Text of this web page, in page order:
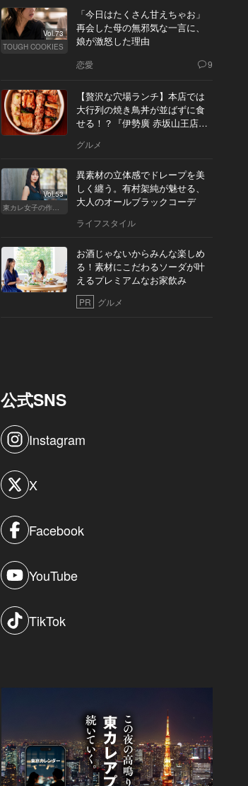
Vol.73
TOUGH COOKIES
「今日はたくさん甘えちゃお」
再会した母の無邪気な一言に、
娘が激怒した理由
恋愛 9
【贅沢な穴場ランチ】本店では
大行列の焼き鳥丼が並ばずに食
せる！？『伊勢廣 赤坂山王店』
グルメ
Vol.53
東カレ女子の作り方
異素材の立体感でドレープを美
しく纏う。有村架純が魅せる、
大人のオールブラックコーデ
ライフスタイル
お酒じゃないからみんな楽しめ
る！素材にこだわるソーダが叶
えるプレミアムなお家飲み
PR グルメ
公式SNS
Instagram
X
Facebook
YouTube
TikTok